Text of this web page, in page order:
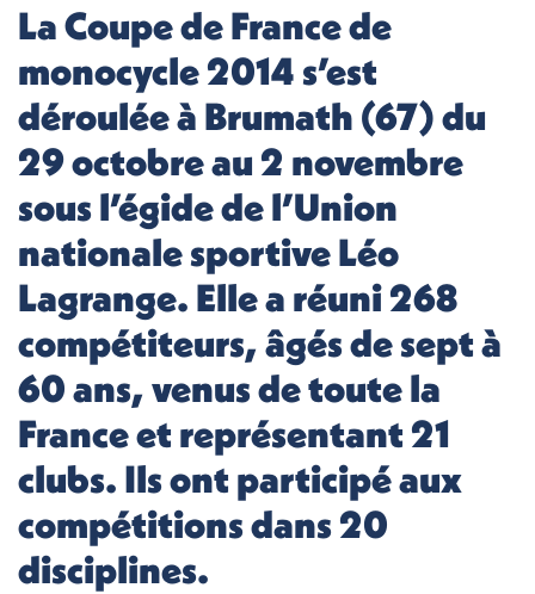
La Coupe de France de
monocycle 2014 s’est
déroulée à Brumath (67) du
29 octobre au 2 novembre
sous l’égide de l’Union
nationale sportive Léo
Lagrange. Elle a réuni 268
compétiteurs, âgés de sept à
60 ans, venus de toute la
France et représentant 21
clubs. Ils ont participé aux
compétitions dans 20
disciplines.